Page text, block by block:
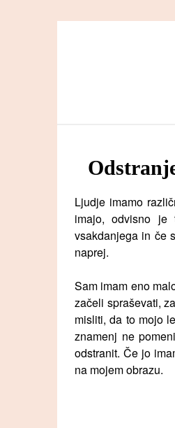
Ljudje imamo
imajo, odvisno je
vsakdanjega in če
naprej.
Sam imam eno
začeli spraševati,
misliti, da to mojo
znamenj ne
odstranit. Če jo
na mojem obrazu.